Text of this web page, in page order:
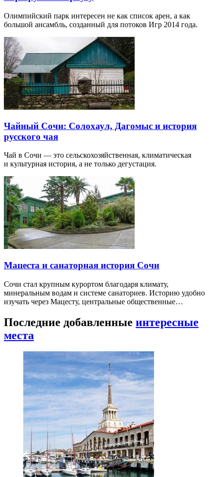
Олимпийский парк интересен не как список арен, а как
большой ансамбль, созданный для потоков Игр 2014 года.
Чайный Сочи: Солохаул, Дагомыс и история
русского чая
Чай в Сочи — это сельскохозяйственная, климатическая
и культурная история, а не только дегустация.
Мацеста и санаторная история Сочи
Сочи стал крупным курортом благодаря климату,
минеральным водам и системе санаториев. Историю удобно
изучать через Мацесту, центральные общественные…
Последние добавленные интересные
места